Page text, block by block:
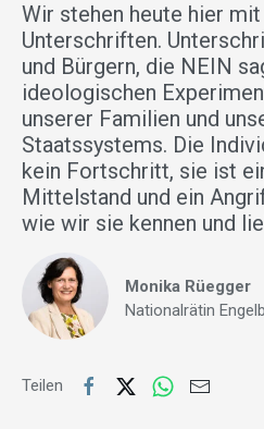
Wir stehen heute hier
Unterschriften.
und Bürgern, die NEIN
ideologischen
unserer Familien und
Staatssystems. Die
kein Fortschritt, sie ist
Mittelstand und ein
wie wir sie kennen und
Monika Rüegger
Nationalrätin
Teilen